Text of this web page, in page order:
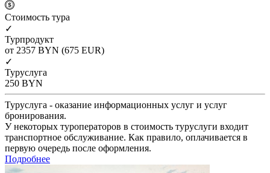
Cтоимость тура
✓
Турпродукт
от 2357 BYN (675 EUR)
✓
Туруслуга
250 BYN
Туруслуга - оказание информационных услуг и услуг
бронирования.
У некоторых туроператоров в стоимость туруслуги входит
транспортное обслуживание. Как правило, оплачивается в
первую очередь после оформления.
Подробнее